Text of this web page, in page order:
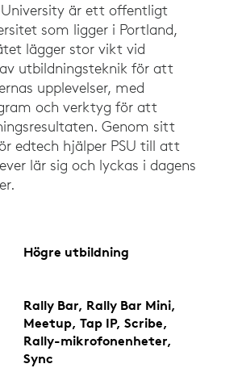
är ett offentligt
som ligger i Portland,
lägger stor vikt vid
utbildningsteknik för att
upplevelser, med
och verktyg för att
Genom sitt
edtech hjälper PSU till att
lär sig och lyckas i dagens
Högre utbildning
Rally Bar, Rally Bar Mini,
Meetup, Tap IP, Scribe,
Rally-mikrofonenheter,
Sync